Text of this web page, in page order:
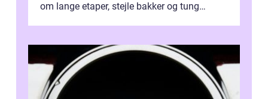
om lange etaper, stejle bakker og tung